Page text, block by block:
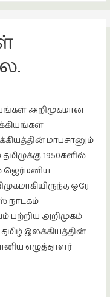
மாபசானும்
1950களில்
ஜெர்மனிய
ஒரே
நாடகம்
பற்றிய அறிமுகம்
இலக்கியத்தின்
எழுத்தாளர்